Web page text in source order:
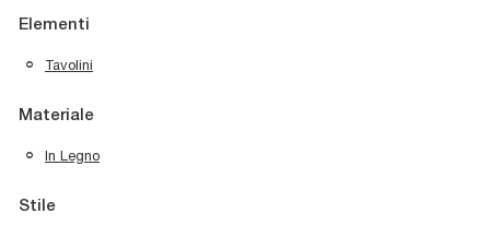
Elementi
Tavolini
Materiale
In Legno
Stile